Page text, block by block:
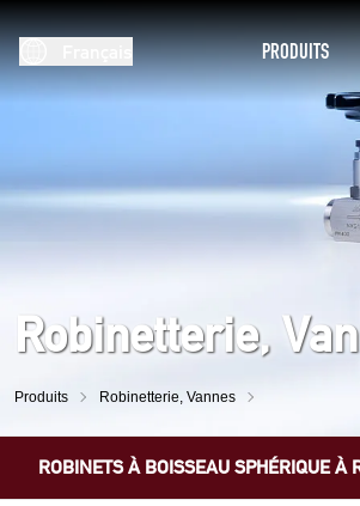
PRODUITS
Robinetterie,
Produits Robinetterie, Vannes
ROBINETS À BOISSEAU SPHÉRIQUE À